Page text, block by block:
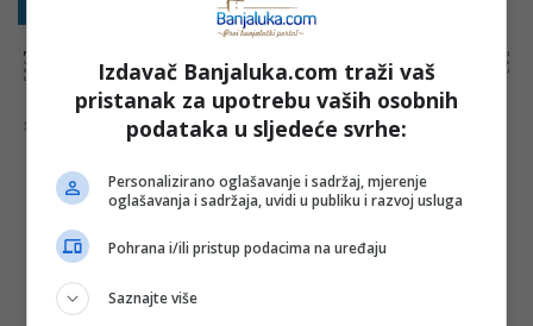
Prikaži komentare
NAPOMENA:
Komentari odražavaju stavove njihovih autora, a ne nužno i stavove internet portala Banjaluka.com. Molimo korisnike da se suzdrže od
vrijeđanja, psovanja i vulgarnog izražavanja. Portal Banjaluka.com zadržava pravo da obriše komentar bez najave i objašnjenja. Zbog velikog broja
komentara Banjaluka.com nije dužan obrisati sve komentare koji krše pravila. Kao čitalac takođe prihvatate mogućnost da među komentarima mogu
biti pronađeni sadržaji koji mogu biti u suprotnosti sa vašim vjerskim, moralnim i drugim načelima i uvjerenjima.
Šta mislite o ovoj temi?
Vaša e-mail adresa neće biti objavljena. Sva polja su
obavezna!
Ime*
Izdavač Banjaluka.com traži vaš
pristanak za upotrebu vaših osobnih
podataka u sljedeće svrhe:
Personalizirano oglašavanje i sadržaj, mjerenje
oglašavanja i sadržaja, uvidi u publiku i razvoj usluga
Pohrana i/ili pristup podacima na uređaju
Saznajte više